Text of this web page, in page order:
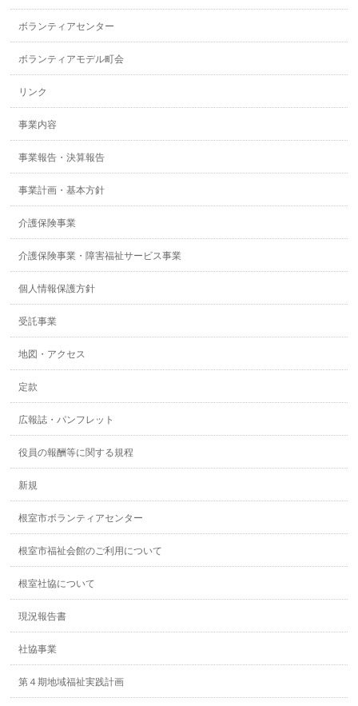
ボランティアセンター
ボランティアモデル町会
リンク
事業内容
事業報告・決算報告
事業計画・基本方針
介護保険事業
介護保険事業・障害福祉サービス事業
個人情報保護方針
受託事業
地図・アクセス
定款
広報誌・パンフレット
役員の報酬等に関する規程
新規
根室市ボランティアセンター
根室市福祉会館のご利用について
根室社協について
現況報告書
社協事業
第４期地域福祉実践計画